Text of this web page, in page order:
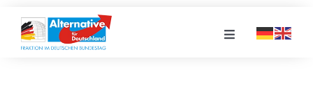
Inhalt
springen
Toggle